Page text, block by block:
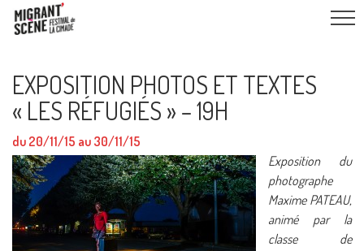
EXPOSITION PHOTOS ET TEXTES
« LES RÉFUGIÉS » – 19H
du 20/11/15 au 30/11/15
Exposition du
photographe
Maxime PATEAU,
animé par la
classe de